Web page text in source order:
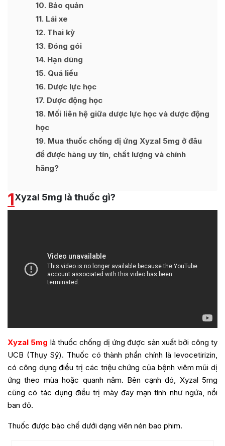
10 Bảo quản
11 Lái xe
12 Thai kỳ
13 Đóng gói
14 Hạn dùng
15 Quá liều
16 Dược lực học
17 Dược động học
18 Mối liên hệ giữa dược lực học và dược động
học
19 Mua thuốc chống dị ứng Xyzal 5mg ở đâu
để được hàng uy tín, chất lượng và chính
hãng?
1Xyzal 5mg là thuốc gì?
Xyzal 5mg là thuốc chống dị ứng được sản xuất bởi công ty
UCB (Thụy Sỹ). Thuốc có thành phần chính là levocetirizin,
có công dụng điều trị các triệu chứng của bệnh viêm mũi dị
ứng theo mùa hoặc quanh năm. Bên cạnh đó, Xyzal 5mg
cũng có tác dụng điều trị mày đay mạn tính như ngứa, nổi
ban đỏ.
Thuốc được bào chế dưới dạng viên nén bao phim.